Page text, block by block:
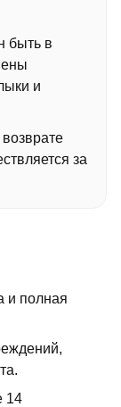
быть в
и
за
и полная
14